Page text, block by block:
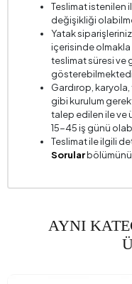
Yükseklik (mm)
Teslimat istenilen
değişikliği
Yatak
içerisinde
teslimat süresi ve
Gardırop,
gibi kurulum
talep edilen ile ve
15-45 iş günü
Teslimat ile ilgili
Sorularbölümünü
AYNI